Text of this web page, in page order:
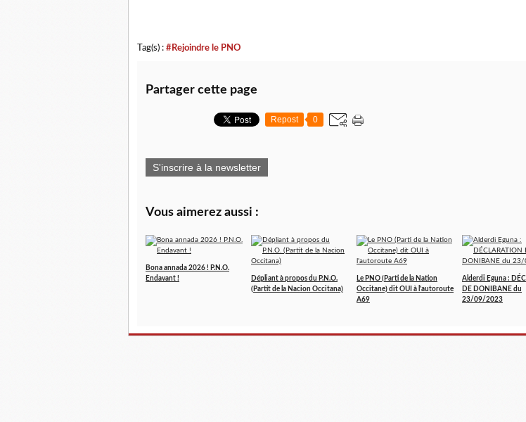
Tag(s) : #Rejoindre le PNO
Partager cette page
Repost 0
S'inscrire à la newsletter
Vous aimerez aussi :
Bona annada 2026 ! P.N.O.
Endavant !
Dépliant à propos du P.N.O.
(Partit de la Nacion Occitana)
Le PNO (Parti de la Nation
Occitane) dit OUI à l'autoroute
A69
Alderdi Eguna :
DE DONIBANE du
23/09/2023